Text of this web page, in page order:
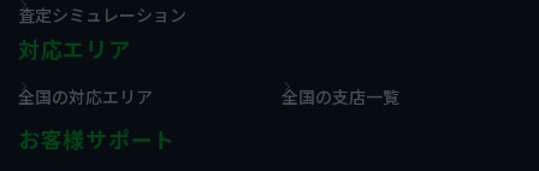
査定シミュレーション
対応エリア
全国の対応エリア 全国の支店一覧
お客様サポート